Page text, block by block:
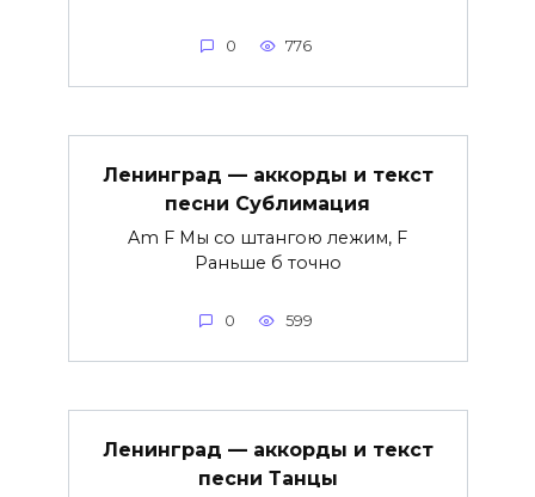
0 776
Ленинград — аккорды и текст
песни Сублимация
Am F Мы со штангою лежим, F
Раньше б точно
0 599
Ленинград — аккорды и текст
песни Танцы